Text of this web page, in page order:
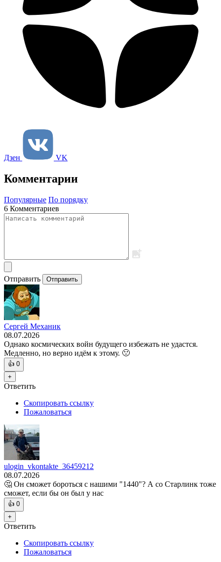
Дзен VK
Комментарии
Популярные По порядку
6 Комментариев
Отправить Отправить
Сергей Механик
08.07.2026
Однако космических войн будущего избежать не удастся.
Медленно, но верно идём к этому. 🙁
👍 0
+
Ответить
Скопировать ссылку
Пожаловаться
ulogin_vkontakte_36459212
08.07.2026
🤔 Он сможет бороться с нашими "1440"? А со Старлинк тоже
сможет, если бы он был у нас
👍 0
+
Ответить
Скопировать ссылку
Пожаловаться